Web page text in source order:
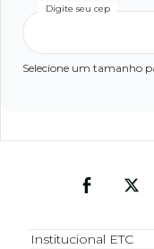
Digite seu cep
Selecione um tamanho
Institucional ETC